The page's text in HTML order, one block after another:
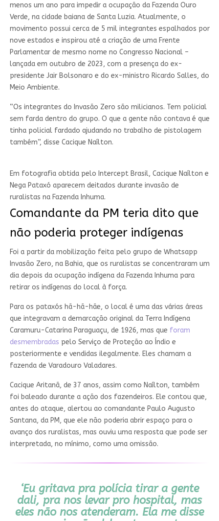
menos um ano para impedir a ocupação da Fazenda Ouro
Verde, na cidade baiana de Santa Luzia. Atualmente, o
movimento possui cerca de 5 mil integrantes espalhados por
nove estados e inspirou até a criação de uma Frente
Parlamentar de mesmo nome no Congresso Nacional –
lançada em outubro de 2023, com a presença do ex-
presidente Jair Bolsonaro e do ex-ministro Ricardo Salles, do
Meio Ambiente.
“Os integrantes do Invasão Zero são milicianos. Tem policial
sem farda dentro do grupo. O que a gente não contava é que
tinha policial fardado ajudando no trabalho de pistolagem
também”, disse Cacique Naílton.
Em fotografia obtida pelo Intercept Brasil, Cacique Naílton e
Nega Pataxó aparecem deitados durante invasão de
ruralistas na Fazenda Inhuma.
Comandante da PM teria dito que
não poderia proteger indígenas
Foi a partir da mobilização feita pelo grupo de Whatsapp
Invasão Zero, na Bahia, que os ruralistas se concentraram um
dia depois da ocupação indígena da Fazenda Inhuma para
retirar os indígenas do local à força.
Para os pataxós hã-hã-hãe, o local é uma das várias áreas
que integravam a demarcação original da Terra Indígena
Caramuru-Catarina Paraguaçu, de 1926, mas que foram
desmembradas pelo Serviço de Proteção ao Índio e
posteriormente e vendidas ilegalmente. Eles chamam a
fazenda de Varadouro Valadares.
Cacique Aritanã, de 37 anos, assim como Naílton, também
foi baleado durante a ação dos fazendeiros. Ele contou que,
antes do ataque, alertou ao comandante Paulo Augusto
Santana, da PM, que ele não poderia abrir espaço para o
avanço dos ruralistas, mas ouviu uma resposta que pode ser
interpretada, no mínimo, como uma omissão.
‘Eu gritava pra polícia tirar a gente
dali, pra nos levar pro hospital, mas
eles não nos atenderam. Ela me disse